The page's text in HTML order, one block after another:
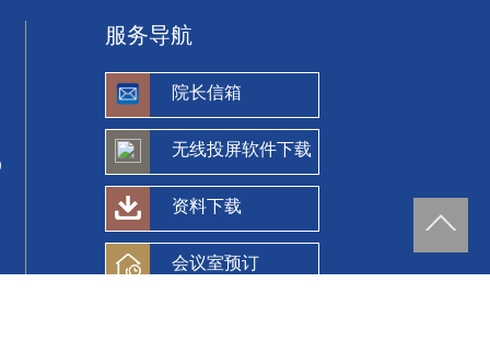
服务导航
院长信箱
无线投屏软件下载
资料下载
会议室预订